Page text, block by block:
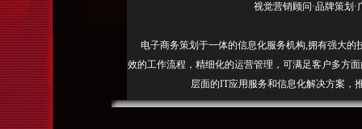
视觉营销顾问·品牌策划
电子商务策划于一体的信息化服务机构,拥有强大的
效的工作流程，精细化的运营管理，可满足客户多方
层面的IT应用服务和信息化解决方案，